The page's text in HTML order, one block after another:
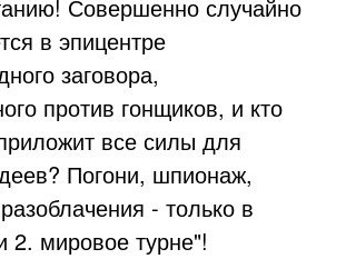
Совершенно случайно
в эпицентре
заговора,
против гонщиков, и кто
все силы для
Погони, шпионаж,
- только в
2. мировое турне"!